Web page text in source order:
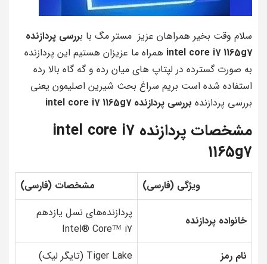
سلام وقت بخیر همراهان عزیز مستر مگ با بررسی پردازنده
intel core i7 1165g7 همراه ما عزیزان هستیم این پردازنده
به صورت گسترده در لپتاپ های میان رده و گه گاه بالا رده
استفاده شده است بریم سراغ بحث شیرین اصلیمون یعنی
بررسی پردازنده بررسی پردازنده intel core i7 1165g7
مشخصات پردازنده intel core i7
1165g7
ویژگی (فارسی) مشخصات (فارسی)
خانواده پردازنده
پردازنده‌های نسل یازدهم
Intel® Core™ i7
نام رمز
Tiger Lake (تایگر لیک)